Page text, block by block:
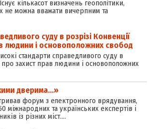
кількасот визначень геополітики,
не можна вважати вичерпним та
суду в розрізі Конвенції
людини і основоположних свобод
стандарти справедливого суду в
про захист прав людини і основоположних
дверима…»
форум з електронного врядування,
міжнародних та українських експертів і
із різних міст.…